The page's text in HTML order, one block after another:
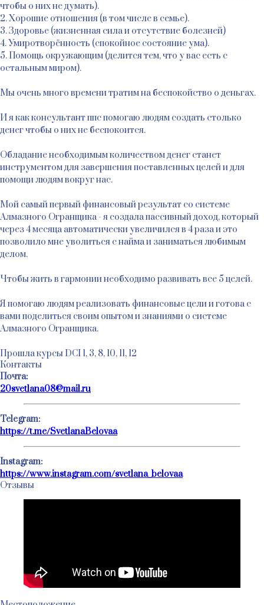
чтобы о них не думать).
2. Хорошие отношения (в том числе в семье).
3. Здоровье (жизненная сила и отсутствие болезней)
4. Умиротворённость (спокойное состояние ума).
5. Помощь окружающим (делится тем, что у вас есть с
остальным миром).
Мы очень много времени тратим на беспокойство о деньгах.
И я как консультант ппс помогаю людям создать столько
денег чтобы о них не беспокоится.
Обладание необходимым количеством денег станет
инструментом для завершения поставленных целей и для
помощи людям вокруг нас.
Мой самый первый финансовый результат со системе
Алмазного Огранщика - я создала пассивный доход, который
через 4 месяца автоматически увеличился в 4 раза и это
позволило мне уволиться с найма и заниматься любимым
делом.
Чтобы жить в гармонии необходимо развивать все 5 целей.
Я помогаю людям реализовать финансовые цели и готова с
вами поделиться своим опытом и знаниями о системе
Алмазного Огранщика.
Прошла курсы DCI 1, 3, 8, 10, 11, 12
Контакты
Почта:
20svetlana08@mail.ru
Telegram:
https://t.me/SvetlanaBelovaa
Instagram:
https://www.instagram.com/svetlana_belovaa
Отзывы